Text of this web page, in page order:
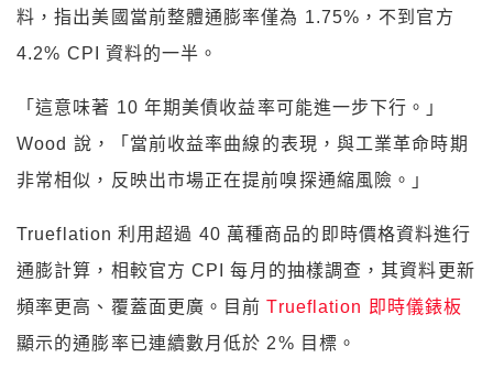
料，指出美國當前整體通膨率僅為 1.75%，不到官方
4.2% CPI 資料的一半。
「這意味著 10 年期美債收益率可能進一步下行。」
Wood 說，「當前收益率曲線的表現，與工業革命時期
非常相似，反映出市場正在提前嗅探通縮風險。」
Trueflation 利用超過 40 萬種商品的即時價格資料進行
通膨計算，相較官方 CPI 每月的抽樣調查，其資料更新
頻率更高、覆蓋面更廣。目前Trueflation 即時儀錶板
顯示的通膨率已連續數月低於 2% 目標。